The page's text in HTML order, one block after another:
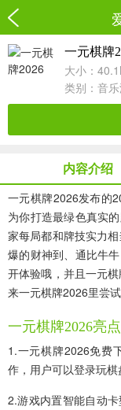
一元棋牌
大小：
类别： 音
内容介绍
一元棋牌2026发布的
为你打造最绿色真实
家每局都和牌技实力
爆的财神到、通比牛
开体验哦，并且一元
来一元棋牌2026里尝试
一元棋牌2026亮点
1.一元棋牌2026免费
作，用户可以登录玩
2.游戏内置智能自动